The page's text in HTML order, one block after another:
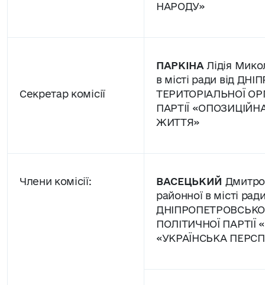
НАРОДУ»
Секретар комісії
ПАРКІНА Лідія
в місті ради від
ТЕРИТОРІАЛЬНОЇ
ПАРТІЇ
ЖИТТЯ»
Члени комісії: ВАСЕЦЬКИЙ Дмитро
районної в місті
ПОЛІТИЧНОЇ ПАРТІЇ
«УКРАЇНСЬКА